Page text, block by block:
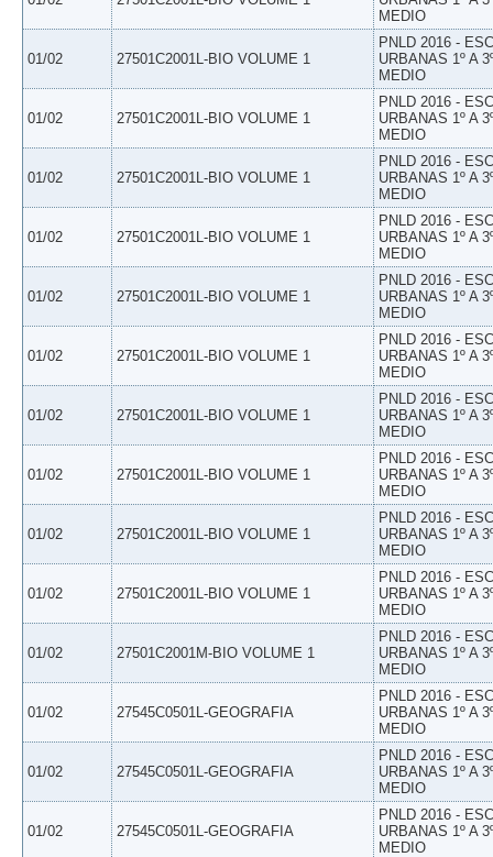
MEDIO
01/02 27501C2001L-BIO VOLUME 1
PNLD 2016 -
URBANAS 1º A
MEDIO
01/02 27501C2001L-BIO VOLUME 1
PNLD 2016 -
URBANAS 1º A
MEDIO
01/02 27501C2001L-BIO VOLUME 1
PNLD 2016 -
URBANAS 1º A
MEDIO
01/02 27501C2001L-BIO VOLUME 1
PNLD 2016 -
URBANAS 1º A
MEDIO
01/02 27501C2001L-BIO VOLUME 1
PNLD 2016 -
URBANAS 1º A
MEDIO
01/02 27501C2001L-BIO VOLUME 1
PNLD 2016 -
URBANAS 1º A
MEDIO
01/02 27501C2001L-BIO VOLUME 1
PNLD 2016 -
URBANAS 1º A
MEDIO
01/02 27501C2001L-BIO VOLUME 1
PNLD 2016 -
URBANAS 1º A
MEDIO
01/02 27501C2001L-BIO VOLUME 1
PNLD 2016 -
URBANAS 1º A
MEDIO
01/02 27501C2001L-BIO VOLUME 1
PNLD 2016 -
URBANAS 1º A
MEDIO
01/02 27501C2001M-BIO VOLUME 1
PNLD 2016 -
URBANAS 1º A
MEDIO
01/02 27545C0501L-GEOGRAFIA
PNLD 2016 -
URBANAS 1º A
MEDIO
01/02 27545C0501L-GEOGRAFIA
PNLD 2016 -
URBANAS 1º A
MEDIO
01/02 27545C0501L-GEOGRAFIA
PNLD 2016 -
URBANAS 1º A
MEDIO